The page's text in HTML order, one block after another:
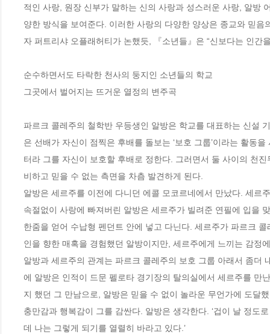
적인 사랑, 원장 신부가 말하는 신의 사랑과 성스러운 사랑, 알방
양한 방식을 보여준다. 이러한 사랑의 다양한 양상은 종교와 믿
자 퍼트리샤 오플래허티가 논했듯, 『소년들』은 “신보다는 인
순수하면서도 타락한 천사의 둥지인 소년들의 학교
그곳에서 벌어지는 뜨거운 열정의 변주곡
파르크 콜레주의 철학반 우등생인 알방은 학교를 대표하는 신설
은 선배가 자신이 점찍은 후배를 돌보는 ‘보호 그룹’이라는 활동
터라 그를 자신이 보호할 후배로 정한다. 그러면서 둘 사이의 천
비하고 믿을 수 없는 측면을 차츰 발견하게 된다.
알방은 세르주를 이전에 다니던 에콜 모코르네에서 만났다. 세르
속절없이 사랑에 빠져버린 알방은 세르주가 빌려준 연필에 입을
한줌을 얻어 수납형 펜던트 안에 넣고 다닌다. 세르주가 파르크
인을 향한 매혹을 경험했던 알방이지만, 세르주에게 느끼는 감정
알방과 세르주의 관계는 파르크 콜레주의 보호 그룹 아래서 좀더
에 알방은 인적이 드문 펠로타 경기장의 탈의실에서 세르주를 만
지 했던 그 만남으로, 알방은 믿을 수 없이 놀라운 무언가에 도달
충만감과 행복감이 그를 감싼다. 알방은 생각한다. ‘겁이 날 정도
데 나는 그렇게 되기를 열렬히 바라고 있다.’